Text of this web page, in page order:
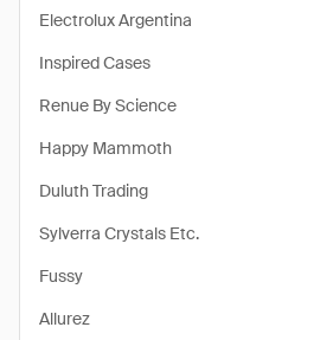
Electrolux Argentina
Inspired Cases
Renue By Science
Happy Mammoth
Duluth Trading
Sylverra Crystals Etc.
Fussy
Allurez